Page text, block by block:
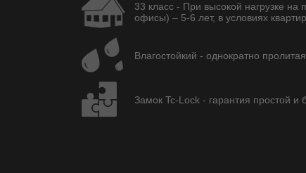
33 класс - При высокой нагрузке
офисы) – 5-6 лет, в условиях
Влагостойкий - однократно
Замок Tc-Lock - гарантия простой и